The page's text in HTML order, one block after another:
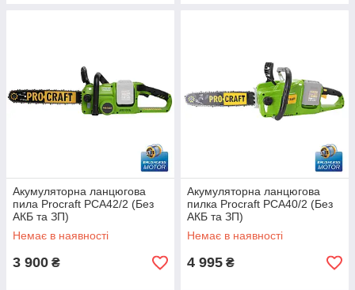
Акумуляторна ланцюгова
пила Procraft PCA42/2 (Без
АКБ та ЗП)
Немає в наявності
3 900 ₴
Акумуляторна ланцюгова
пилка Procraft PCA40/2 (Без
АКБ та ЗП)
Немає в наявності
4 995 ₴